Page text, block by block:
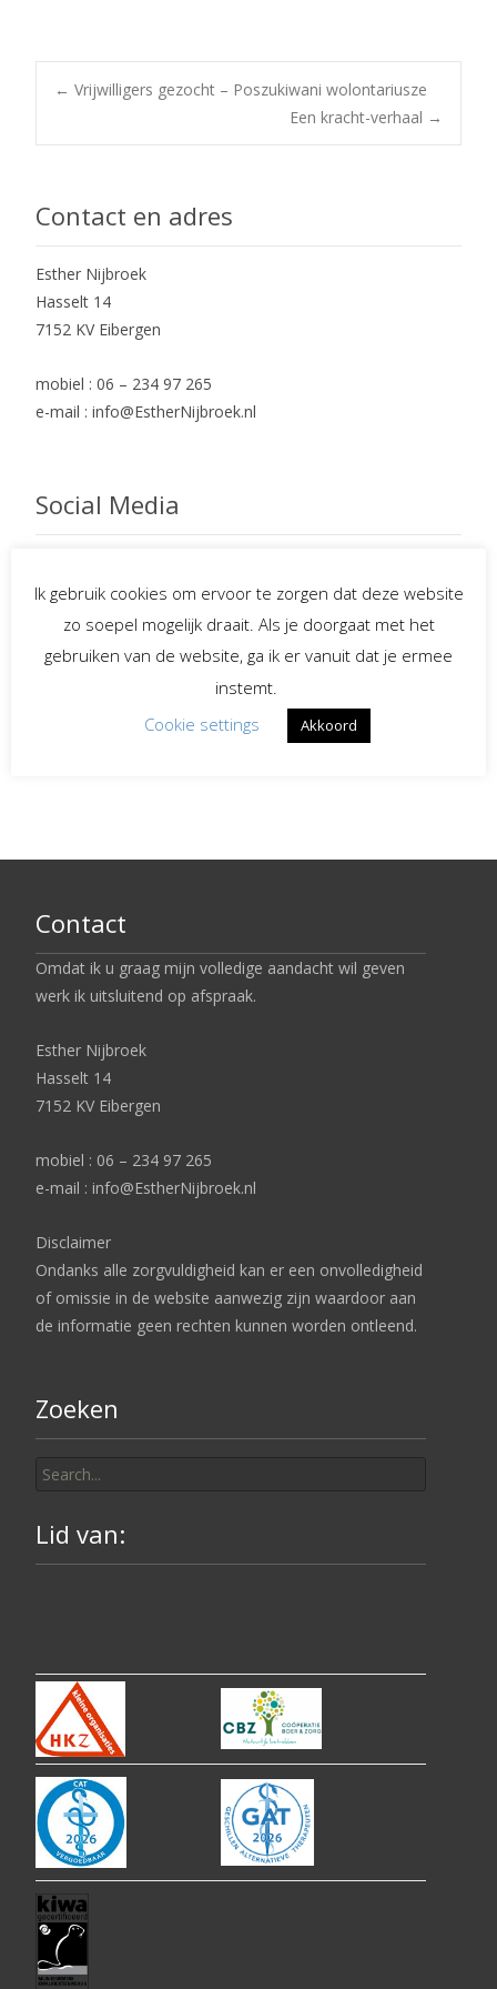
Post
← Vrijwilligers gezocht – Poszukiwani wolontariusze
Een kracht-verhaal →
Contact en adres
Esther Nijbroek
Hasselt 14
7152 KV Eibergen
mobiel : 06 – 234 97 265
e-mail : info@EstherNijbroek.nl
Social Media
Spreekster bij uitvaarten
Begeleiding bij
verlies en rouw
Contact
Omdat ik u graag mijn volledige aandacht wil geven
werk ik uitsluitend op afspraak.
Esther Nijbroek
Hasselt 14
7152 KV Eibergen
mobiel : 06 – 234 97 265
e-mail : info@EstherNijbroek.nl
Disclaimer
Ondanks alle zorgvuldigheid kan er een onvolledigheid
of omissie in de website aanwezig zijn waardoor aan
de informatie geen rechten kunnen worden ontleend.
Zoeken
for:
Lid van:
Ik gebruik cookies om ervoor te zorgen dat deze website
zo soepel mogelijk draait. Als je doorgaat met het
gebruiken van de website, ga ik er vanuit dat je ermee
instemt.
Cookie settings
Akkoord